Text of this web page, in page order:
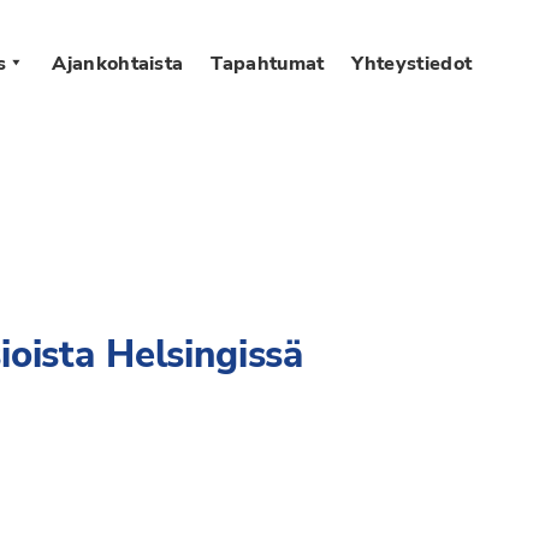
Ajankohtaista Tapahtumat Yhteystiedot
Helsingissä